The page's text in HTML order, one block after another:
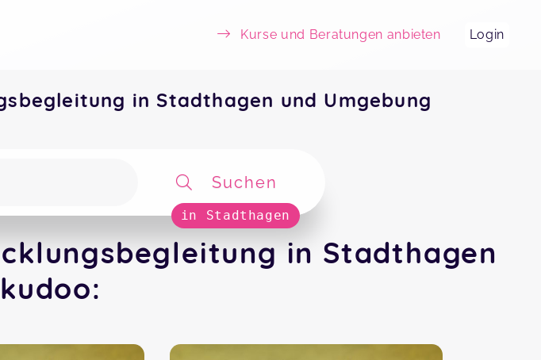
Kurse und Beratungen anbieten Login
in Stadthagen und Umgebung
Suchen
in Stadthagen
in Stadthagen